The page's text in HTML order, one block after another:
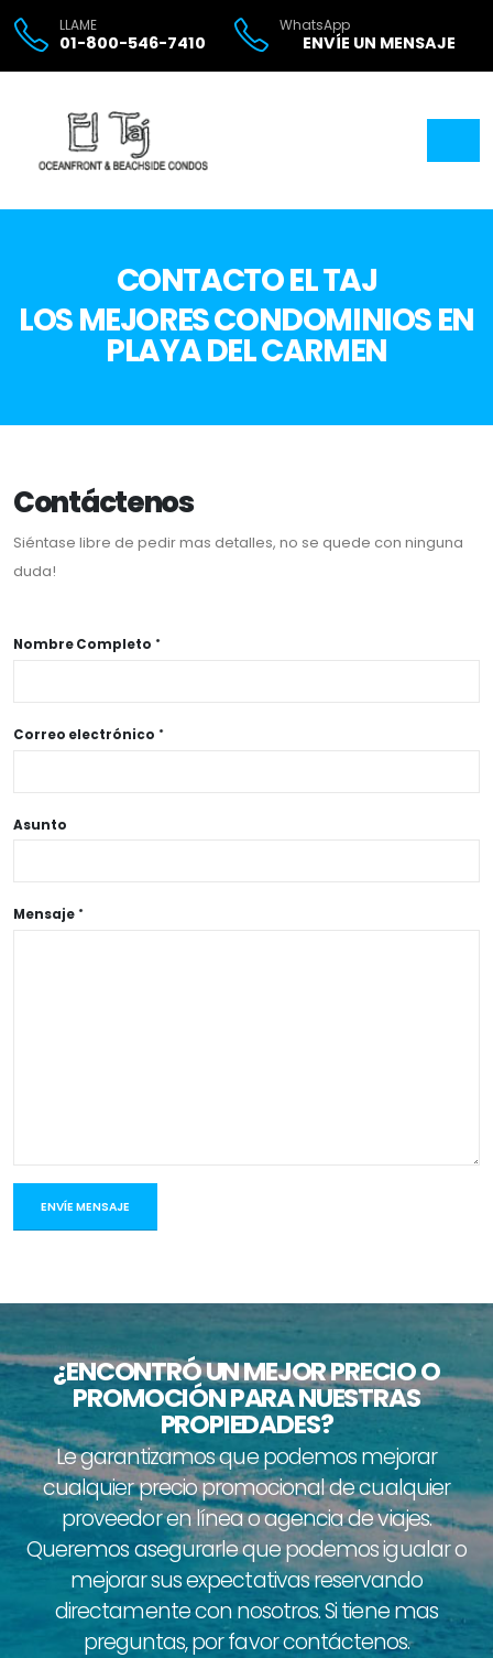
LLAME
01-800-546-7410
WhatsApp
ENVÍE UN MENSAJE
CONTACTO EL TAJ
LOS MEJORES CONDOMINIOS EN
PLAYA DEL CARMEN
Contáctenos
Siéntase libre de pedir mas detalles, no se quede con ninguna
duda!
Nombre Completo
Correo electrónico
Asunto
Mensaje
¿ENCONTRÓ UN MEJOR PRECIO O
PROMOCIÓN PARA NUESTRAS
PROPIEDADES?
Le garantizamos que podemos mejorar
cualquier precio promocional de cualquier
proveedor en línea o agencia de viajes.
Queremos asegurarle que podemos igualar o
mejorar sus expectativas reservando
directamente con nosotros. Si tiene mas
preguntas, por favor contáctenos.